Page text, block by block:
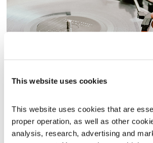
This website uses cookies
This website uses cookies that are
proper operation, as well as other
analysis, research, advertising and